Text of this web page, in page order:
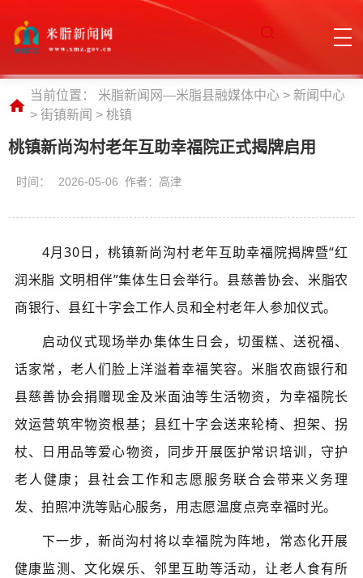
当前位置： 米脂新闻网—米脂县融媒体中心 > 新闻中心
> 街镇新闻 > 桃镇
桃镇新尚沟村老年互助幸福院正式揭牌启用
时间： 2026-05-06 作者：高津
4月30日，桃镇新尚沟村老年互助幸福院揭牌暨“红
润米脂 文明相伴”集体生日会举行。县慈善协会、米脂农
商银行、县红十字会工作人员和全村老年人参加仪式。
启动仪式现场举办集体生日会，切蛋糕、送祝福、
话家常，老人们脸上洋溢着幸福笑容。 米脂农商银行和
县慈善协会捐赠现金及米面油等生活物资，为幸福院长
效运营筑牢物资根基；县红十字会送来轮椅、担架、拐
杖、日用品等爱心物资，同步开展医护常识培训，守护
老人健康；县社会工作和志愿服务联合会带来义务理
发、拍照冲洗等贴心服务，用志愿温度点亮幸福时光。
下一步，新尚沟村将以幸福院为阵地，常态化开展
健康监测、文化娱乐、邻里互助等活动，让老人食有所